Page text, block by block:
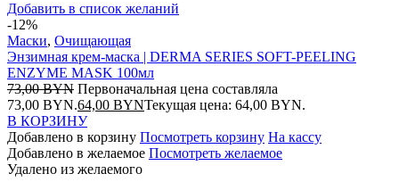
Добавить в список желаний
-12%
Маски, Очищающая
Энзимная крем-маска | DERMA SERIES SOFT-PEELING
ENZYME MASK 100мл
73,00BYN Первоначальная цена составляла
73,00 BYN.64,00 BYNТекущая цена: 64,00 BYN.
В КОРЗИНУ
Добавлено в корзину Посмотреть корзину На кассу
Добавлено в желаемое Посмотреть желаемое
Удалено из желаемого